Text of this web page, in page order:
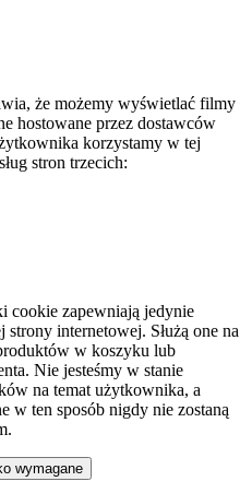
że możemy wyświetlać filmy
hostowane przez dostawców
korzystamy w tej
stron trzecich:
cookie zapewniają jedynie
internetowej. Służą one na
w koszyku lub
Nie jesteśmy w stanie
na temat użytkownika, a
w ten sposób nigdy nie zostaną
wymagane